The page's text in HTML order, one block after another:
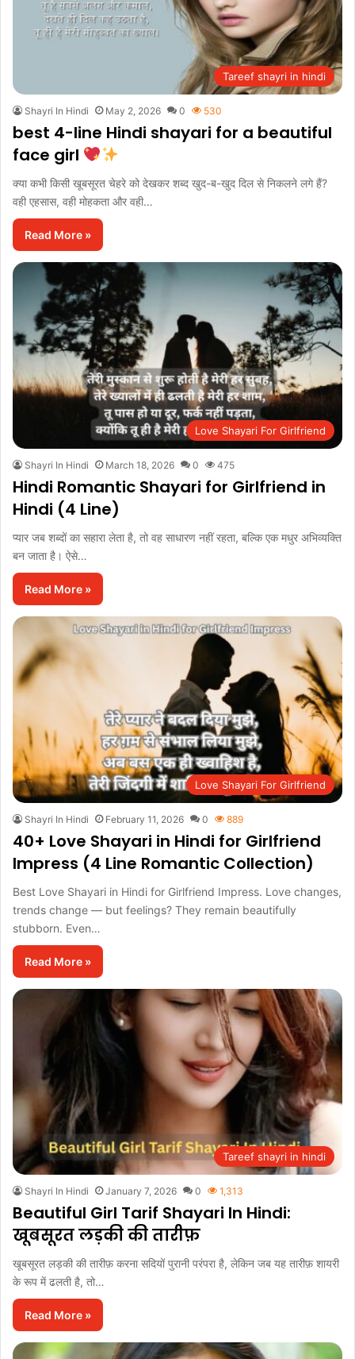
Tareef shayri in hindi
Shayri In Hindi May 2, 2026 0 530
best 4-line Hindi shayari for a beautiful
face girl
क्या कभी किसी खूबसूरत चेहरे को देखकर शब्द खुद-ब-खुद दिल से निकलने लगे हैं?
वही एहसास, वही मोहकता और वही…
Read More »
Love Shayari For Girlfriend
Shayri In Hindi March 18, 2026 0 475
Hindi Romantic Shayari for Girlfriend in
Hindi (4 Line)
प्यार जब शब्दों का सहारा लेता है, तो वह साधारण नहीं रहता, बल्कि एक मधुर अभिव्यक्ति
बन जाता है। ऐसे…
Read More »
Love Shayari For Girlfriend
Shayri In Hindi February 11, 2026 0 889
40+ Love Shayari in Hindi for Girlfriend
Impress (4 Line Romantic Collection)
Best Love Shayari in Hindi for Girlfriend Impress. Love changes,
trends change — but feelings? They remain beautifully
stubborn. Even…
Read More »
Tareef shayri in hindi
Shayri In Hindi January 7, 2026 0 1,313
Beautiful Girl Tarif Shayari In Hindi:
खूबसूरत लड़की की तारीफ़
खूबसूरत लड़की की तारीफ़ करना सदियों पुरानी परंपरा है, लेकिन जब यह तारीफ़ शायरी
के रूप में ढलती है, तो…
Read More »